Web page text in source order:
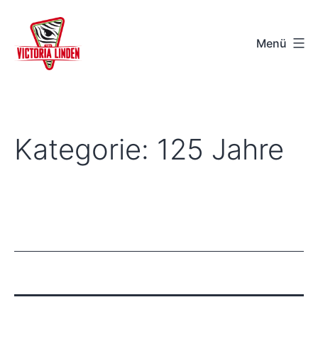
Inhalt
springen
e.V.
Menü
Kategorie: 125 Jahre